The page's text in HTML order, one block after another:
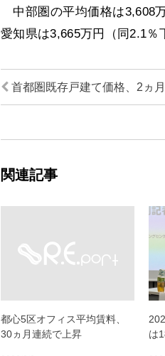
中部圏の平均価格は3,608
愛知県は3,665万円（同2.1％
首都圏既存戸建て価格、2ヵ
関連記事
都心5区オフィス平均賃料、
30ヵ月連続で上昇
は